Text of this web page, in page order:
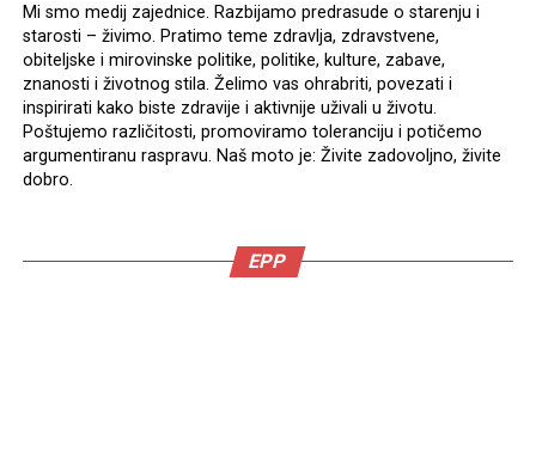
Mi smo medij zajednice. Razbijamo predrasude o starenju i
starosti – živimo. Pratimo teme zdravlja, zdravstvene,
obiteljske i mirovinske politike, politike, kulture, zabave,
znanosti i životnog stila. Želimo vas ohrabriti, povezati i
inspirirati kako biste zdravije i aktivnije uživali u životu.
Poštujemo različitosti, promoviramo toleranciju i potičemo
argumentiranu raspravu. Naš moto je: Živite zadovoljno, živite
dobro.
EPP